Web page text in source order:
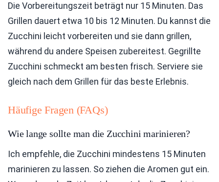
Die Vorbereitungszeit beträgt nur 15 Minuten. Das
Grillen dauert etwa 10 bis 12 Minuten. Du kannst die
Zucchini leicht vorbereiten und sie dann grillen,
während du andere Speisen zubereitest. Gegrillte
Zucchini schmeckt am besten frisch. Serviere sie
gleich nach dem Grillen für das beste Erlebnis.
Häufige Fragen (FAQs)
Wie lange sollte man die Zucchini marinieren?
Ich empfehle, die Zucchini mindestens 15 Minuten
marinieren zu lassen. So ziehen die Aromen gut ein.